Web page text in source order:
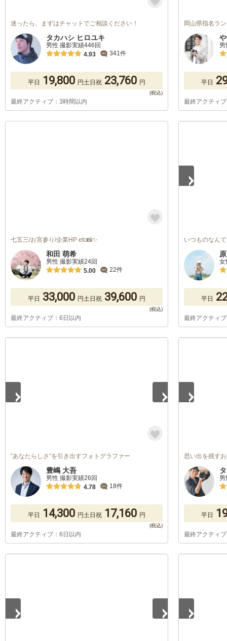
迷ったら、まずはチャットでご相談ください！
タカハシ ヒロユキ
男性 撮影実績446回
4.93
341件
平日 19,800 円土日祝 23,760 円
最終アクティブ：3時間以内
岡山県指名ラ
平日
最終アクティ
七五三/お宮参り/企業HP etc📸✨
和田 萌希
男性 撮影実績24回
5.00
22件
平日 33,000 円土日祝 39,600 円
最終アクティブ：6日以内
いつものなん
女
平日
最終アクティ
”あなたらしさ”を引き出すフォトグラファー
豊嶋 大吾
男性 撮影実績26回
4.78
18件
平日 14,300 円土日祝 17,160 円
最終アクティブ：6日以内
思い出を残す
平日
最終アクティ